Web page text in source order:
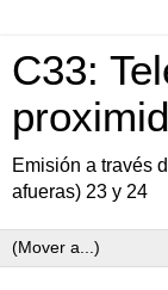
C33:
Emisión a través
afueras) 23 y 24